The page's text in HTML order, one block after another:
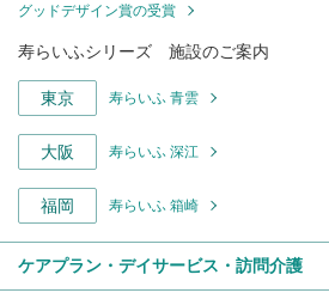
グッドデザイン賞の受賞
寿らいふシリーズ 施設のご案内
東京 寿らいふ 青雲
大阪 寿らいふ 深江
福岡 寿らいふ 箱崎
ケアプラン・デイサービス・訪問介護